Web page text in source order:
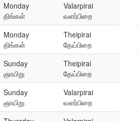
Monday
திங்கள்
Valarpirai
வளர்பிறை
Monday
திங்கள்
Theipirai
தேய்பிறை
Sunday
ஞாயிறு
Theipirai
தேய்பிறை
Sunday
ஞாயிறு
Valarpirai
வளர்பிறை